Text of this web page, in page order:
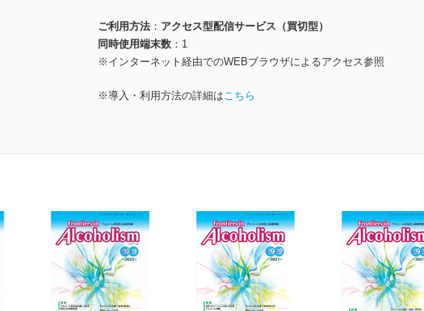
ご利用方法
アクセス型配信サービス（買切型）
同時使用端末数
1
※インターネット経由でのWEBブラウザによるアクセス参照
※導入・利用方法の詳細はこちら